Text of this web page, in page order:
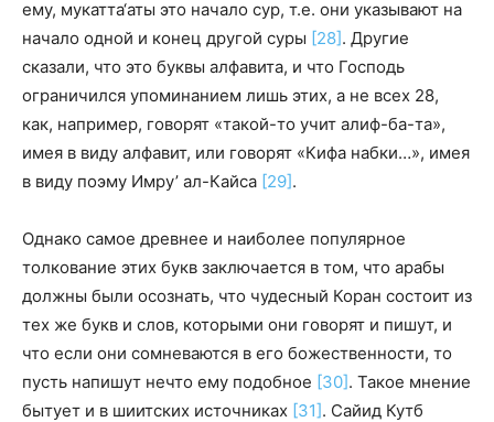
ему, мукатта‘аты это начало сур, т.е. они указывают на
начало одной и конец другой суры [28]. Другие
сказали, что это буквы алфавита, и что Господь
ограничился упоминанием лишь этих, а не всех 28,
как, например, говорят «такой-то учит алиф-ба-та»,
имея в виду алфавит, или говорят «Кифа набки…», имея
в виду поэму Имру’ ал-Кайса [29].
Однако самое древнее и наиболее популярное
толкование этих букв заключается в том, что арабы
должны были осознать, что чудесный Коран состоит из
тех же букв и слов, которыми они говорят и пишут, и
что если они сомневаются в его божественности, то
пусть напишут нечто ему подобное [30]. Такое мнение
бытует и в шиитских источниках [31]. Сайид Кутб